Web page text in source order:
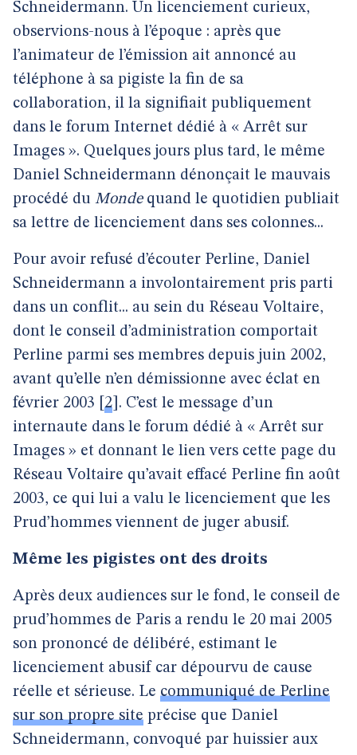
Schneidermann. Un licenciement curieux,
observions-nous à l’époque : après que
l’animateur de l’émission ait annoncé au
téléphone à sa pigiste la fin de sa
collaboration, il la signifiait publiquement
dans le forum Internet dédié à « Arrêt sur
Images ». Quelques jours plus tard, le même
Daniel Schneidermann dénonçait le mauvais
procédé du Monde quand le quotidien publiait
sa lettre de licenciement dans ses colonnes...
Pour avoir refusé d’écouter Perline, Daniel
Schneidermann a involontairement pris parti
dans un conflit... au sein du Réseau Voltaire,
dont le conseil d’administration comportait
Perline parmi ses membres depuis juin 2002,
avant qu’elle n’en démissionne avec éclat en
février 2003
2 . C’est le message d’un
internaute dans le forum dédié à « Arrêt sur
Images » et donnant le lien vers cette page du
Réseau Voltaire qu’avait effacé Perline fin août
2003, ce qui lui a valu le licenciement que les
Prud’hommes viennent de juger abusif.
Même les pigistes ont des droits
Après deux audiences sur le fond, le conseil de
prud’hommes de Paris a rendu le 20 mai 2005
son prononcé de délibéré, estimant le
licenciement abusif car dépourvu de cause
réelle et sérieuse. Le communiqué de Perline
sur son propre site précise que Daniel
Schneidermann, convoqué par huissier aux